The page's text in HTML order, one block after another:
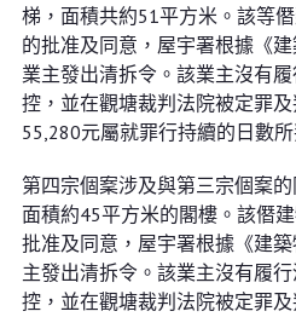
梯，面積共約51平方米。該等
的批准及同意，屋宇署根據《
業主發出清拆令。該業主沒有
控，並在觀塘裁判法院被定罪
55,280元屬就罪行持續的日數所
第四宗個䅁涉及與第三宗個䅁
面積約45平方米的閣樓。該僭
批准及同意，屋宇署根據《建
主發出清拆令。該業主沒有履
控，並在觀塘裁判法院被定罪